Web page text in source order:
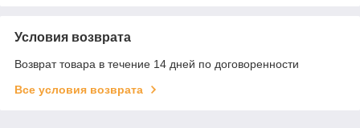
Условия возврата
Возврат товара в течение 14 дней по договоренности
Все условия возврата